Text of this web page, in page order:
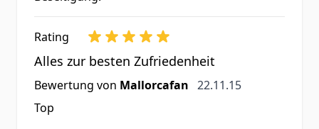
Rating
Alles zur besten Zufriedenheit
Bewertung von Mallorcafan 22. November 2015
22.11.15
Top